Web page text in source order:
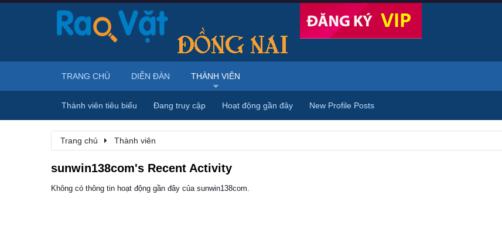
Trang chủ Thành viên
sunwin138com's Recent Activity
Không có thông tin hoạt động gần đây của sunwin138com.
TRANG CHỦ DIỄN ĐÀN THÀNH VIÊN
Thành viên tiêu biểu Đang truy cập Hoạt động gần đây New Profile Posts